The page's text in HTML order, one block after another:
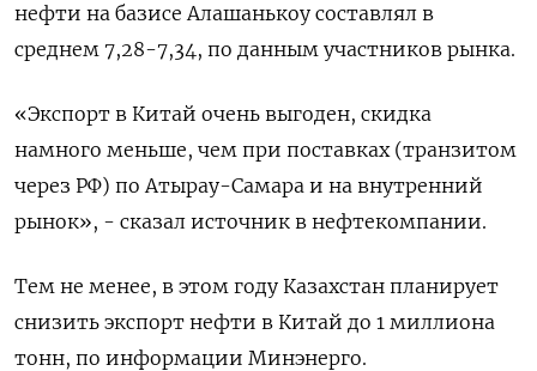
нефти на базисе Алашанькоу составлял в
среднем 7,28-7,34, по данным участников рынка.
«Экспорт в Китай очень выгоден, скидка
намного меньше, чем при поставках (транзитом
через РФ) по Атырау-Самара и на внутренний
рынок», - сказал источник в нефтекомпании.
Тем не менее, в этом году Казахстан планирует
снизить экспорт нефти в Китай до 1 миллиона
тонн, по информации Минэнерго.